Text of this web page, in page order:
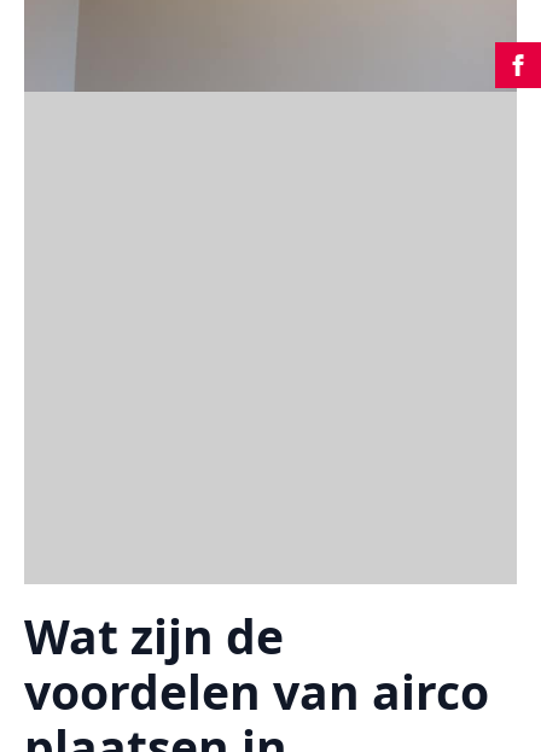
Wat zijn de
voordelen van airco